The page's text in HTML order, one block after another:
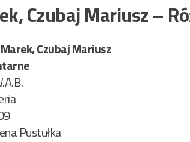
Czubaj Mariusz –
Czubaj Mariusz
Pustułka